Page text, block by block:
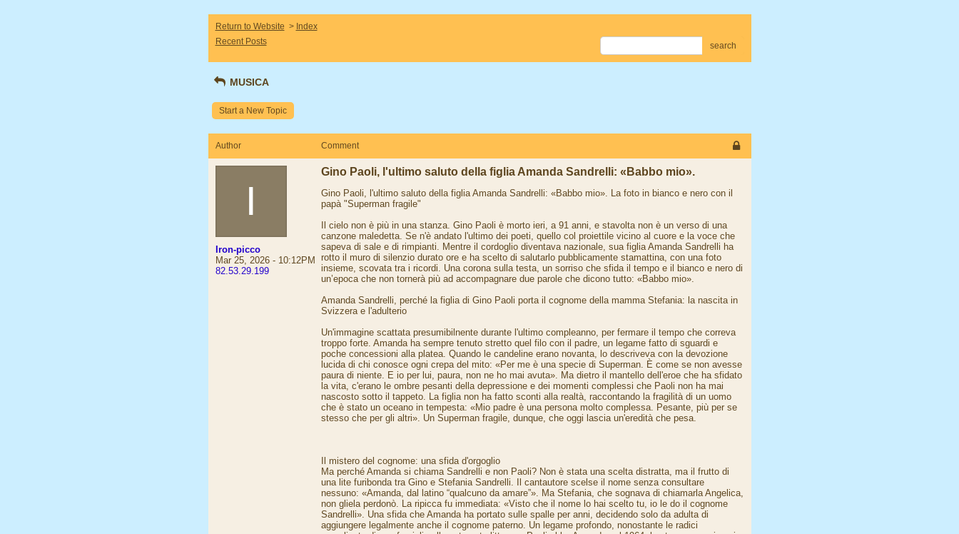
Return to Website > Index
Recent Posts
search
MUSICA
Start a New Topic
Author Comment
I
Iron-picco
Mar 25, 2026 - 10:12PM
82.53.29.199
Gino Paoli, l'ultimo saluto della figlia Amanda Sandrelli: «Babbo mio».
Gino Paoli, l'ultimo saluto della figlia Amanda Sandrelli: «Babbo mio». La foto in bianco e nero con il
papà "Superman fragile"
Il cielo non è più in una stanza. Gino Paoli è morto ieri, a 91 anni, e stavolta non è un verso di una
canzone maledetta. Se n'è andato l'ultimo dei poeti, quello col proiettile vicino al cuore e la voce che
sapeva di sale e di rimpianti. Mentre il cordoglio diventava nazionale, sua figlia Amanda Sandrelli ha
rotto il muro di silenzio durato ore e ha scelto di salutarlo pubblicamente stamattina, con una foto
insieme, scovata tra i ricordi. Una corona sulla testa, un sorriso che sfida il tempo e il bianco e nero di
un’epoca che non tornerà più ad accompagnare due parole che dicono tutto: «Babbo mio».
Amanda Sandrelli, perché la figlia di Gino Paoli porta il cognome della mamma Stefania: la nascita in
Svizzera e l'adulterio
Un'immagine scattata presumibilnente durante l'ultimo compleanno, per fermare il tempo che correva
troppo forte. Amanda ha sempre tenuto stretto quel filo con il padre, un legame fatto di sguardi e
poche concessioni alla platea. Quando le candeline erano novanta, lo descriveva con la devozione
lucida di chi conosce ogni crepa del mito: «Per me è una specie di Superman. È come se non avesse
paura di niente. E io per lui, paura, non ne ho mai avuta». Ma dietro il mantello dell'eroe che ha sfidato
la vita, c'erano le ombre pesanti della depressione e dei momenti complessi che Paoli non ha mai
nascosto sotto il tappeto. La figlia non ha fatto sconti alla realtà, raccontando la fragilità di un uomo
che è stato un oceano in tempesta: «Mio padre è una persona molto complessa. Pesante, più per se
stesso che per gli altri». Un Superman fragile, dunque, che oggi lascia un'eredità che pesa.
Il mistero del cognome: una sfida d'orgoglio
Ma perché Amanda si chiama Sandrelli e non Paoli? Non è stata una scelta distratta, ma il frutto di
una lite furibonda tra Gino e Stefania Sandrelli. Il cantautore scelse il nome senza consultare
nessuno: «Amanda, dal latino “qualcuno da amare”». Ma Stefania, che sognava di chiamarla Angelica,
non gliela perdonò. La ripicca fu immediata: «Visto che il nome lo hai scelto tu, io le do il cognome
Sandrelli». Una sfida che Amanda ha portato sulle spalle per anni, decidendo solo da adulta di
aggiungere legalmente anche il cognome paterno. Un legame profondo, nonostante le radici